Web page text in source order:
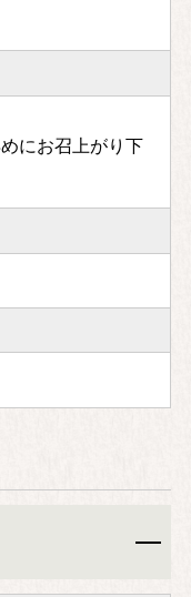
にお召上がり下